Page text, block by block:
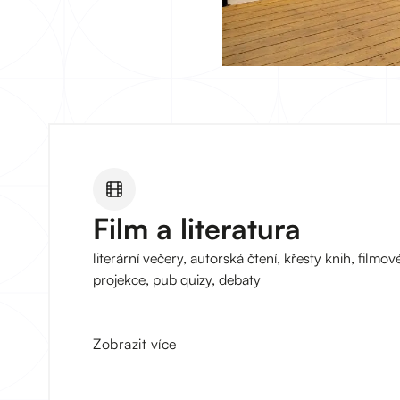
Film a literatura
literární večery, autorská čtení, křesty knih,
projekce, pub quizy, debaty
Zobrazit více